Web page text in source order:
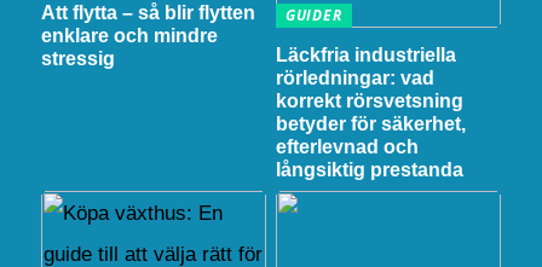
Att flytta – så blir flytten
enklare och mindre
stressig
GUIDER
Läckfria industriella
rörledningar: vad
korrekt rörsvetsning
betyder för säkerhet,
efterlevnad och
långsiktig prestanda